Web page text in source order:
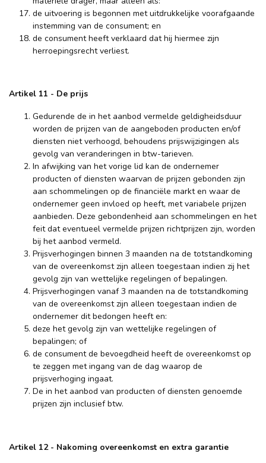
de uitvoering is begonnen met uitdrukkelijke voorafgaande
instemming van de consument; en
de consument heeft verklaard dat hij hiermee zijn
herroepingsrecht verliest.
Artikel 11 - De prijs
Gedurende de in het aanbod vermelde geldigheidsduur
worden de prijzen van de aangeboden producten en/of
diensten niet verhoogd, behoudens prijswijzigingen als
gevolg van veranderingen in btw-tarieven.
In afwijking van het vorige lid kan de ondernemer
producten of diensten waarvan de prijzen gebonden zijn
aan schommelingen op de financiële markt en waar de
ondernemer geen invloed op heeft, met variabele prijzen
aanbieden. Deze gebondenheid aan schommelingen en het
feit dat eventueel vermelde prijzen richtprijzen zijn, worden
bij het aanbod vermeld.
Prijsverhogingen binnen 3 maanden na de totstandkoming
van de overeenkomst zijn alleen toegestaan indien zij het
gevolg zijn van wettelijke regelingen of bepalingen.
Prijsverhogingen vanaf 3 maanden na de totstandkoming
van de overeenkomst zijn alleen toegestaan indien de
ondernemer dit bedongen heeft en:
deze het gevolg zijn van wettelijke regelingen of
bepalingen; of
de consument de bevoegdheid heeft de overeenkomst op
te zeggen met ingang van de dag waarop de
prijsverhoging ingaat.
De in het aanbod van producten of diensten genoemde
prijzen zijn inclusief btw.
Artikel 12 - Nakoming overeenkomst en extra garantie